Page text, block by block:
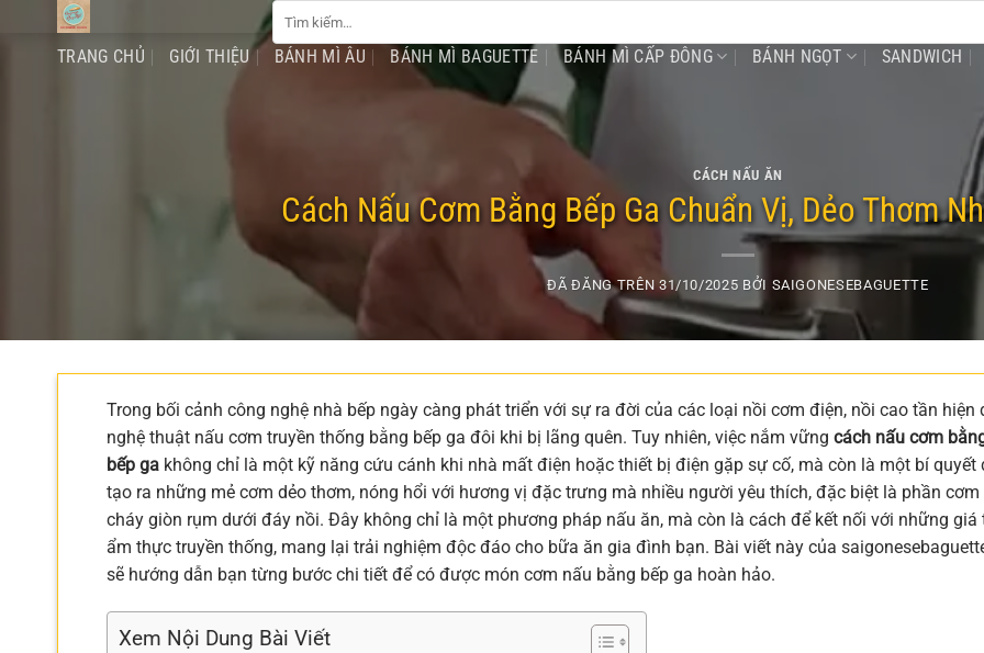
Tìm
kiếm:
TRANG CHỦ GIỚI THIỆU BÁNH MÌ ÂU BÁNH MÌ BAGUETTE BÁNH MÌ CẤP ĐÔNG BÁNH NGỌT SANDWICH
CÁCH NẤU ĂN
Cách Nấu Cơm Bằng Bếp Ga Chuẩn Vị, Dẻo Thơm
ĐÃ ĐĂNG TRÊN 31/10/2025 BỞI SAIGONESEBAGUETTE
Trong bối cảnh công nghệ nhà bếp ngày càng phát triển với sự ra đời của các loại nồi cơm điện, nồi cao tần hiện
nghệ thuật nấu cơm truyền thống bằng bếp ga đôi khi bị lãng quên. Tuy nhiên, việc nắm vững cách nấu cơm
bếp ga không chỉ là một kỹ năng cứu cánh khi nhà mất điện hoặc thiết bị điện gặp sự cố, mà còn là một bí quyết
tạo ra những mẻ cơm dẻo thơm, nóng hổi với hương vị đặc trưng mà nhiều người yêu thích, đặc biệt là phần cơm
cháy giòn rụm dưới đáy nồi. Đây không chỉ là một phương pháp nấu ăn, mà còn là cách để kết nối với những giá
ẩm thực truyền thống, mang lại trải nghiệm độc đáo cho bữa ăn gia đình bạn. Bài viết này của
sẽ hướng dẫn bạn từng bước chi tiết để có được món cơm nấu bằng bếp ga hoàn hảo.
Xem Nội Dung Bài Viết